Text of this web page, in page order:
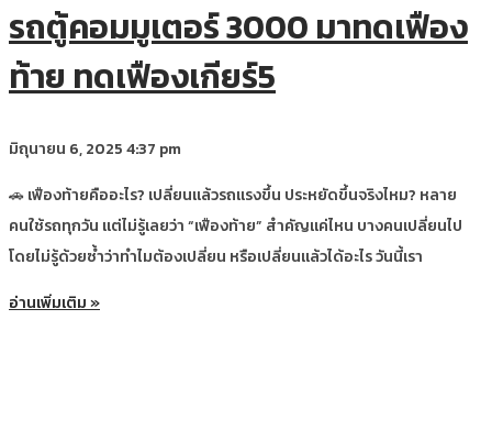
รถตู้คอมมูเตอร์ 3000 มาทดเฟือง
ท้าย ทดเฟืองเกียร์5
มิถุนายน 6, 20254:37 pm
🚗 เฟืองท้ายคืออะไร? เปลี่ยนแล้วรถแรงขึ้น ประหยัดขึ้นจริงไหม? หลาย
คนใช้รถทุกวัน แต่ไม่รู้เลยว่า “เฟืองท้าย” สำคัญแค่ไหน บางคนเปลี่ยนไป
โดยไม่รู้ด้วยซ้ำว่าทำไมต้องเปลี่ยน หรือเปลี่ยนแล้วได้อะไร วันนี้เรา
อ่านเพิ่มเติม »